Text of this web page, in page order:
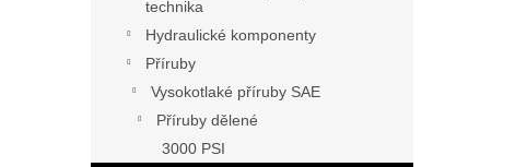
technika
Hydraulické komponenty
Příruby
Vysokotlaké příruby SAE
Příruby dělené
3000 PSI